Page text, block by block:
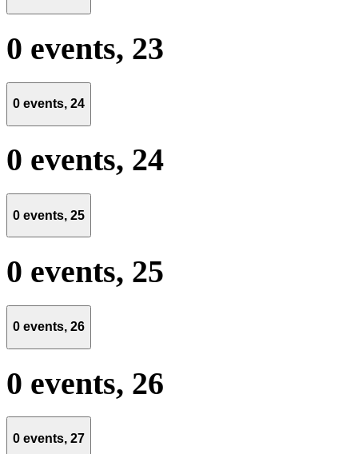
0 events, 23
0 events, 24
0 events, 24
0 events, 25
0 events, 25
0 events, 26
0 events, 26
0 events, 27